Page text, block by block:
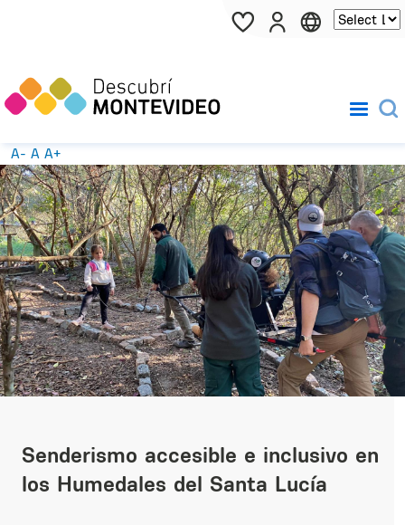
Pasar al contenido principal
A- A A+
Senderismo accesible e inclusivo en
los Humedales del Santa Lucía